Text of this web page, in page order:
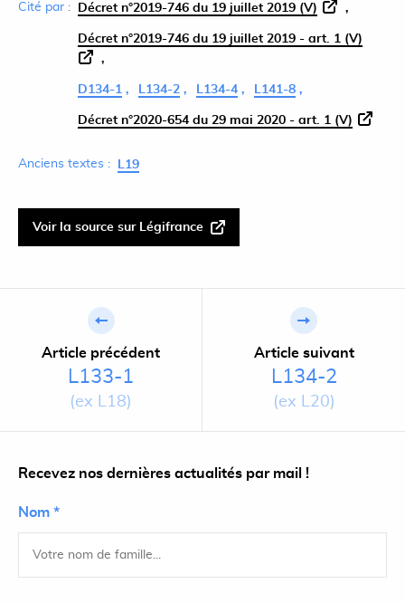
Cité par : Décret n°2019-746 du 19 juillet 2019 (V)
Décret n°2019-746 du 19 juillet 2019 - art. 1 (V)
D134-1 L134-2 L134-4 L141-8
Décret n°2020-654 du 29 mai 2020 - art. 1 (V)
Anciens textes : L19
Voir la source sur Légifrance
Article précédent
L133-1
(ex L18)
Article suivant
L134-2
(ex L20)
Recevez nos dernières actualités par mail !
Nom *